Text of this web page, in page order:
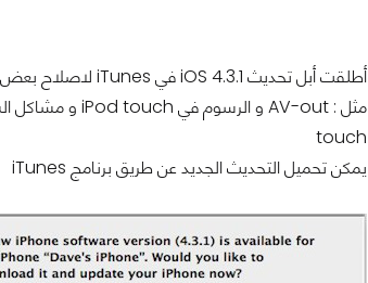
أطلقت أبل تحديث iOS 4.3.1 في iTunes لاصلاح بعض المشاكل
touch
يمكن تحميل التحديث الجديد عن طريق برنامج iTunes